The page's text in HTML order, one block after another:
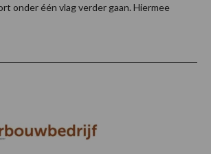
onder één vlag verder gaan. Hiermee